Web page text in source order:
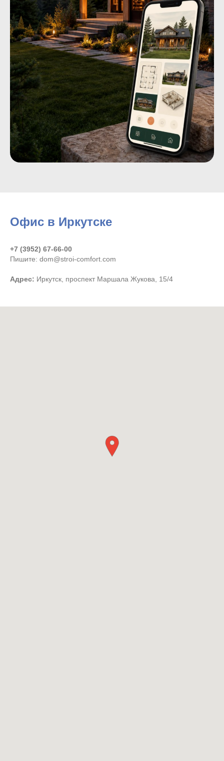
Офис в Иркутске
+7 (3952) 67-66-00
Пишите: dom@stroi-comfort.com
Адрес: Иркутск, проспект Маршала Жукова, 15/4